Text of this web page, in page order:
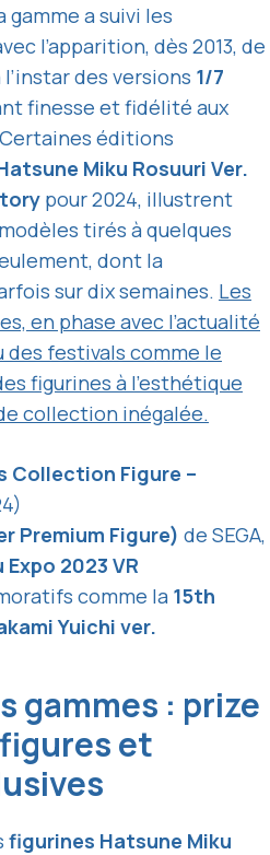
a suivi les
l’apparition, dès 2013, de
des versions 1/7
finesse et fidélité aux
éditions
Miku Rosuuri Ver.
pour 2024, illustrent
tirés à quelques
dont la
sur dix semaines. Les
en phase avec l’actualité
festivals comme le
figurines à l’esthétique
collection inégalée.
Collection Figure –
Premium Figure) de SEGA,
Expo 2023 VR
comme la 15th
Yuichi ver.
gammes : prize
et
figurines Hatsune Miku